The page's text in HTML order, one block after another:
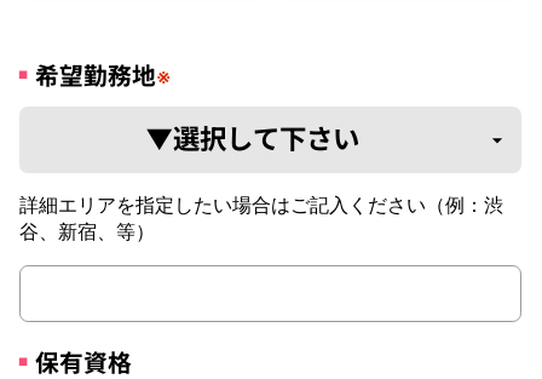
希望勤務地※
詳細エリアを指定したい場合はご記入ください（例：渋
谷、新宿、等）
保有資格